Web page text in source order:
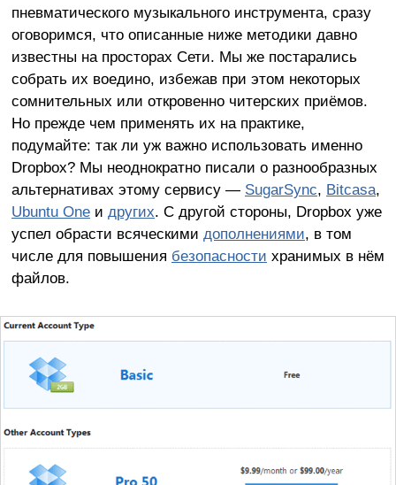
пневматического музыкального инструмента, сразу
оговоримся, что описанные ниже методики давно
известны на просторах Сети. Мы же постарались
собрать их воедино, избежав при этом некоторых
сомнительных или откровенно читерских приёмов.
Но прежде чем применять их на практике,
подумайте: так ли уж важно использовать именно
Dropbox? Мы неоднократно писали о разнообразных
альтернативах этому сервису — SugarSync, Bitcasa,
Ubuntu Oneи других. С другой стороны, Dropbox уже
успел обрасти всяческими дополнениями, в том
числе для повышения безопасности хранимых в нём
файлов.